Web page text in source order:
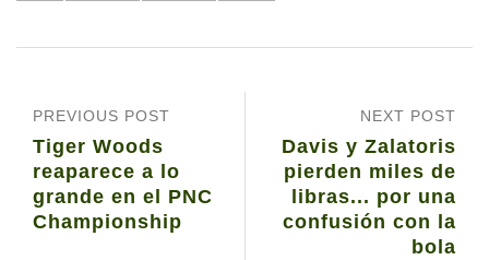
NEXT POST
Davis y Zalatoris
pierden miles de
libras... por una
confusión con la
bola
PREVIOUS POST
Tiger Woods
reaparece a lo
grande en el PNC
Championship